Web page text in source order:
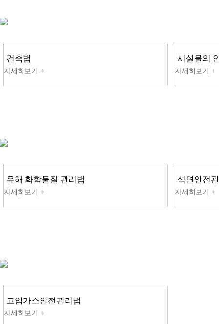
건축법 시설물의
유해 화학물질 관리법 석면안전
고압가스안전관리법